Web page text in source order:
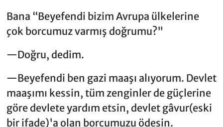
Bana “Beyefendi bizim Avrupa ülkelerine
çok borcumuz varmış doğ­rumu?"
—Doğru, dedim.
—Beyefendi ben gazi maaşı alıyorum. Devlet
maaşımı kessin, tüm zengin­ler de güçlerine
göre devlete yardım etsin, devlet gâvur(eski
bir ifade)'a olan borcumuzu ödesin.